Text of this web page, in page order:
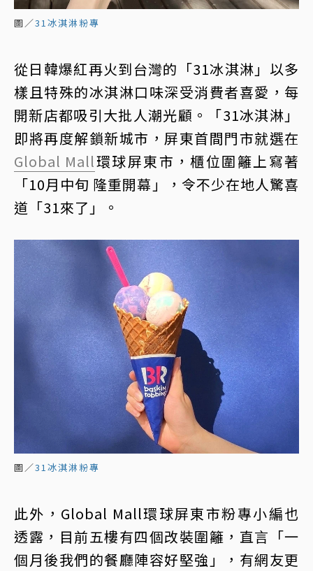
圖／31冰淇淋粉專
從日韓爆紅再火到台灣的「31冰淇淋」以多
樣且特殊的冰淇淋口味深受消費者喜愛，每
開新店都吸引大批人潮光顧。「31冰淇淋」
即將再度解鎖新城市，屏東首間門市就選在
Global Mall環球屏東市，櫃位圍籬上寫著
「10月中旬 隆重開幕」，令不少在地人驚喜
道「31來了」。
圖／31冰淇淋粉專
此外，Global Mall環球屏東市粉專小編也
透露，目前五樓有四個改裝圍籬，直言「一
個月後我們的餐廳陣容好堅強」，有網友更